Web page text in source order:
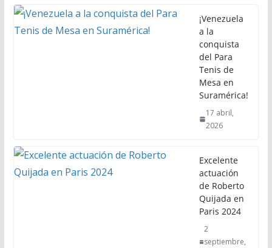
¡Venezuela
a la
conquista
del Para
Tenis de
Mesa en
Suramérica!
17 abril,
2026
Excelente
actuación
de Roberto
Quijada en
Paris 2024
2
septiembre,